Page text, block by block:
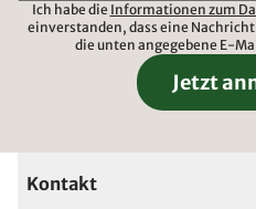
Ich habe die Informationen zum
einverstanden, dass eine
die unten angegebene E-
Jetzt
Kontakt